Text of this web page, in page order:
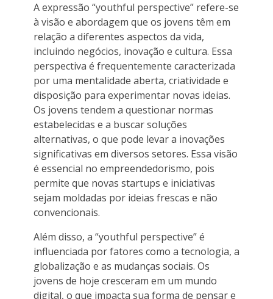
A expressão “youthful perspective” refere-se
à visão e abordagem que os jovens têm em
relação a diferentes aspectos da vida,
incluindo negócios, inovação e cultura. Essa
perspectiva é frequentemente caracterizada
por uma mentalidade aberta, criatividade e
disposição para experimentar novas ideias.
Os jovens tendem a questionar normas
estabelecidas e a buscar soluções
alternativas, o que pode levar a inovações
significativas em diversos setores. Essa visão
é essencial no empreendedorismo, pois
permite que novas startups e iniciativas
sejam moldadas por ideias frescas e não
convencionais.
Além disso, a “youthful perspective” é
influenciada por fatores como a tecnologia, a
globalização e as mudanças sociais. Os
jovens de hoje cresceram em um mundo
digital, o que impacta sua forma de pensar e